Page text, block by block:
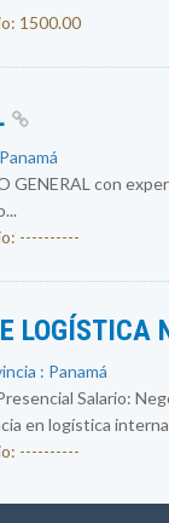
1500.00
GENERAL con
----------
: Panamá
Salario:
en logística
----------